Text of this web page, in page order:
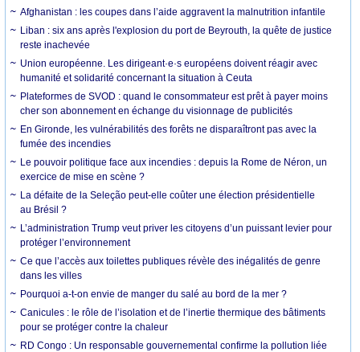
Afghanistan : les coupes dans l’aide aggravent la malnutrition infantile
Liban : six ans après l'explosion du port de Beyrouth, la quête de justice
reste inachevée
Union européenne. Les dirigeant·e·s européens doivent réagir avec
humanité et solidarité concernant la situation à Ceuta
Plateformes de SVOD : quand le consommateur est prêt à payer moins
cher son abonnement en échange du visionnage de publicités
En Gironde, les vulnérabilités des forêts ne disparaîtront pas avec la
fumée des incendies
Le pouvoir politique face aux incendies : depuis la Rome de Néron, un
exercice de mise en scène ?
La défaite de la Seleção peut-elle coûter une élection présidentielle
au Brésil ?
L’administration Trump veut priver les citoyens d’un puissant levier pour
protéger l’environnement
Ce que l’accès aux toilettes publiques révèle des inégalités de genre
dans les villes
Pourquoi a-t-on envie de manger du salé au bord de la mer ?
Canicules : le rôle de l’isolation et de l’inertie thermique des bâtiments
pour se protéger contre la chaleur
RD Congo : Un responsable gouvernemental confirme la pollution liée